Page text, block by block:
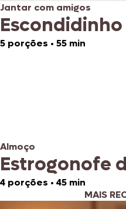
Jantar com amigos
5 porções • 55 min
Almoço
Estrogonofe
4 porções • 45 min
MAIS